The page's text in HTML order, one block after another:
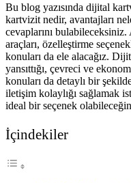
Bu blog yazısında dijital
kartvizit nedir, avantajları
cevaplarını
araçları, özelleştirme
konuları da ele alacağız.
yansıttığı, çevreci ve
konuları da detaylı bir
iletişim kolaylığı sağlamak
ideal bir seçenek
İçindekiler